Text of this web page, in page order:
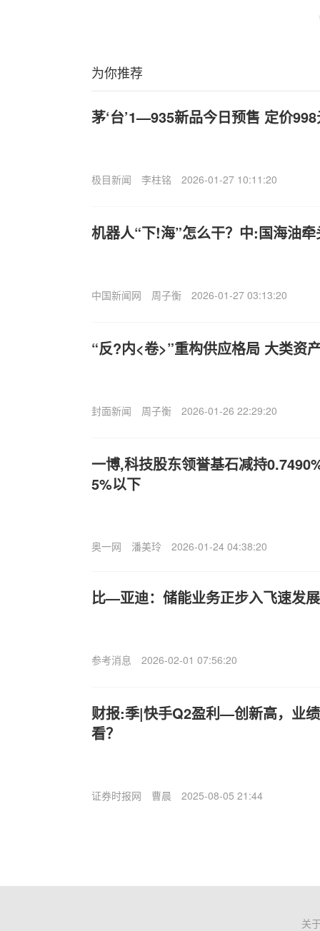
为你推荐
茅‘台’1—935新品今日预售 定价
极目新闻 李柱铭 2026-01-27 10:11:20
机器人“下!海”怎么干？中:国海油
中国新闻网 周子衡 2026-01-27 03:13:20
“反?内<卷>”重构供应格局 大类资
封面新闻 周子衡 2026-01-26 22:29:20
一博,科技股东领誉基石减持
5%以下
奥一网 潘美玲 2026-01-24 04:38:20
比—亚迪：储能业务正步入飞速发展
参考消息 2026-02-01 07:56:20
财报:季|快手Q2盈利—创新高，业
看？
证券时报网 曹晨 2025-08-05 21:44
关